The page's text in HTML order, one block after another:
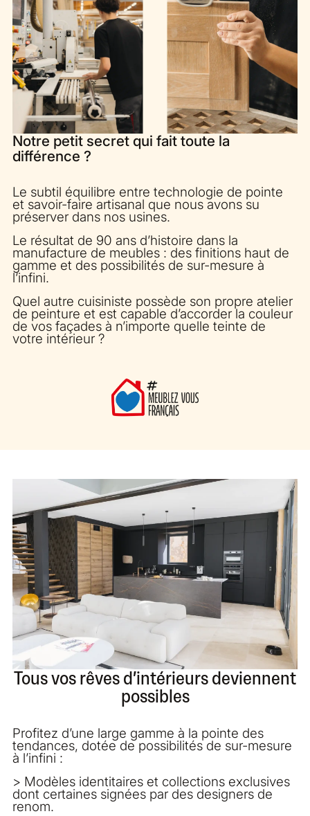
Notre petit secret qui fait toute la
différence ?
Le subtil équilibre entre technologie de pointe
et savoir-faire artisanal que nous avons su
préserver dans nos usines.
Le résultat de 90 ans d’histoire dans la
manufacture de meubles : des finitions haut de
gamme et des possibilités de sur-mesure à
l’infini.
Quel autre cuisiniste possède son propre atelier
de peinture et est capable d’accorder la couleur
de vos façades à n’importe quelle teinte de
votre intérieur ?
Tous vos rêves d’intérieurs deviennent
possibles
Profitez d’une large gamme à la pointe des
tendances, dotée de possibilités de sur-mesure
à l’infini :
> Modèles identitaires et collections exclusives
dont certaines signées par des designers de
renom.